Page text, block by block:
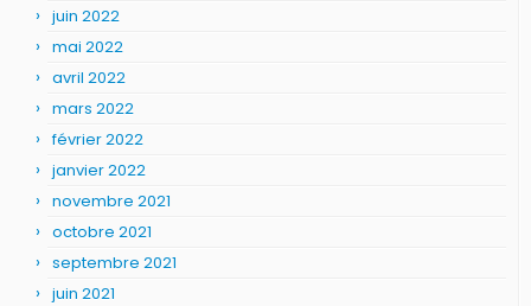
juin 2022
mai 2022
avril 2022
mars 2022
février 2022
janvier 2022
novembre 2021
octobre 2021
septembre 2021
juin 2021